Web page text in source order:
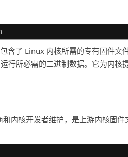
含了 Linux 内核所需的专有固件文
行所必需的二进制数据。它为内核
内核开发者维护，是上游内核固件